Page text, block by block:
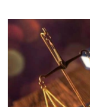
В
ПОДДЕРЖКУ
СВО